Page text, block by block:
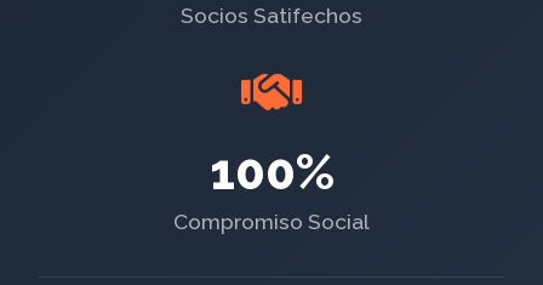
Socios Satifechos
100%
Compromiso Social